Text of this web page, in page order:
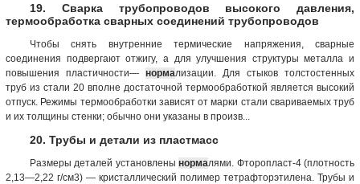
19. Сварка трубопроводов высокого давления,
термообработка сварных соединений трубопроводов
Чтобы снять внутренние термические напряжения, сварные
соединения подвергают отжигу, а для улучшения структуры металла и
повышения пластичности— нормализации. Для стыков толстостенных
труб из стали 20 вполне достаточной термообработкой является высокий
отпуск. Режимы термообработки зависят от марки стали свариваемых труб
и их толщины стенки; обычно они указаны в произв...
20. Трубы и детали из пластмасс
Размеры деталей установленынормалями. Фторопласт-4 (плотность
2,13—2,22 г/см3) — кристаллический полимер тетрафторэтилена. Трубы и